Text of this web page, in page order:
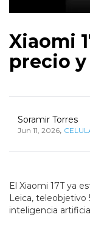
Xiaomi
precio
Soramir Torres
Jun 11, 2026,
El Xiaomi 17T ya
Leica, teleobjetivo
inteligencia